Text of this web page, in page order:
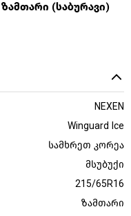
ზამთარი (საბურავი)
NEXEN
Winguard Ice
სამხრეთ კორეა
მსუბუქი
215/65R16
ზამთარი